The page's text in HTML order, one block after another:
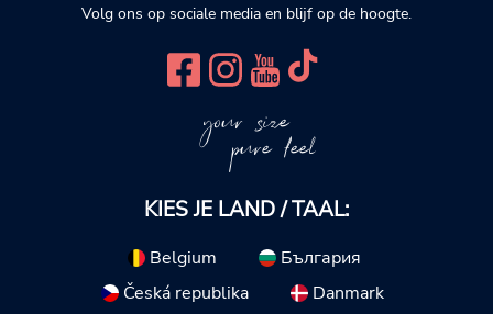
Volg ons op sociale media en blijf op de hoogte.
your size
pure feel
KIES JE LAND / TAAL:
Belgium
България
Česká republika
Danmark